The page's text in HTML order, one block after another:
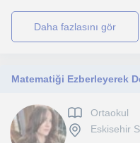
daha fazlasını gör
Matematiği Ezberleyerek
Ortaokul
Eskisehir